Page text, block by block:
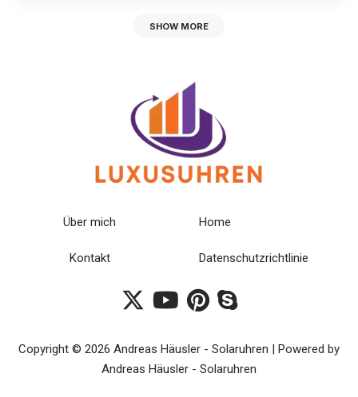
SHOW MORE
Über mich
Kontakt
Home
Datenschutzrichtlinie
Copyright © 2026 Andreas Häusler - Solaruhren | Powered by
Andreas Häusler - Solaruhren